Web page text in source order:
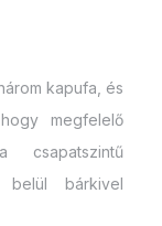
kapufa, és
megfelelő
csapatszintű
belül bárkivel